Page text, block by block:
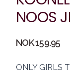
NOOS
NOK 159.95
Description
ONLY GIRLS